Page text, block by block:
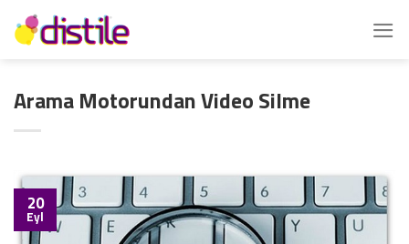
İçeriğe
atla
Arama Motorundan Video Silme
20
Eyl